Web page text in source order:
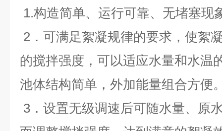
1.构造简单、运行可靠、无堵塞现
2 ．可满足絮凝规律的要求，使絮
的搅拌强度，可以适应水量和水温
池体结构简单，外加能量组合方便
3 ．设置无级调速后可随水量、原